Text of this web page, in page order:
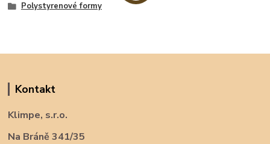
Polystyrenové formy
Kontakt
Klimpe, s.r.o.
Na Bráně 341/35